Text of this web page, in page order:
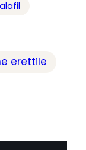
erettile